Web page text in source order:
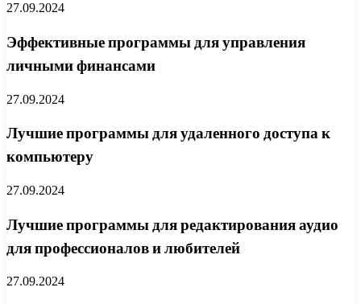
27.09.2024
Эффективные программы для управления
личными финансами
27.09.2024
Лучшие программы для удаленного доступа к
компьютеру
27.09.2024
Лучшие программы для редактирования аудио
для профессионалов и любителей
27.09.2024